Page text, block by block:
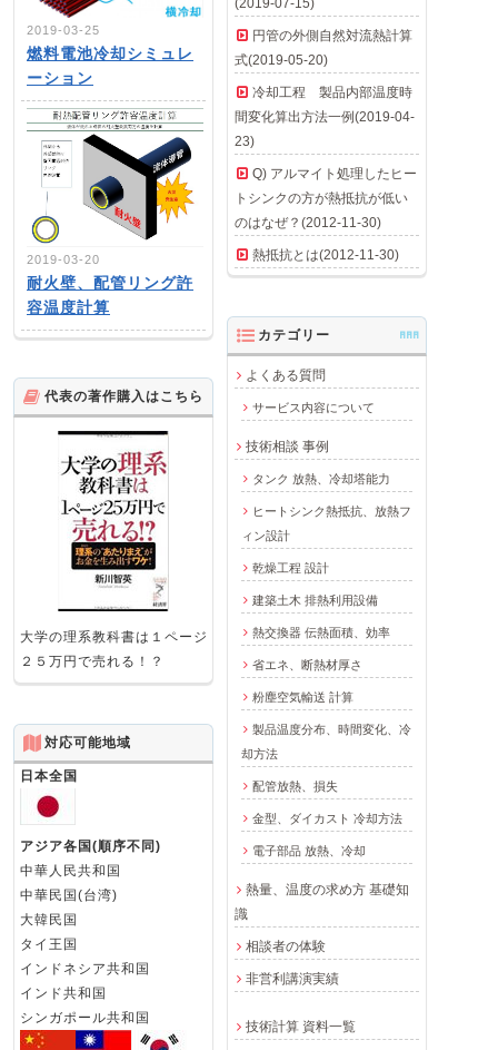
2019-03-25
燃料電池冷却シミュレ
ーション
2019-03-20
耐火壁、配管リング許
容温度計算
(2019-07-15)
円管の外側自然対流熱計算
式(2019-05-20)
冷却工程 製品内部温度時
間変化算出方法一例(2019-04-
23)
Q) アルマイト処理したヒー
トシンクの方が熱抵抗が低い
のはなぜ？(2012-11-30)
熱抵抗とは(2012-11-30)
カテゴリー AAA
よくある質問
サービス内容について
技術相談 事例
タンク 放熱、冷却塔能力
ヒートシンク熱抵抗、放熱フ
ィン設計
乾燥工程 設計
建築土木 排熱利用設備
熱交換器 伝熱面積、効率
省エネ、断熱材厚さ
粉塵空気輸送 計算
製品温度分布、時間変化、冷
却方法
配管放熱、損失
金型、ダイカスト 冷却方法
電子部品 放熱、冷却
熱量、温度の求め方 基礎知
識
相談者の体験
非営利講演実績
技術計算 資料一覧
代表の著作購入はこちら
大学の理系教科書は１ページ
２５万円で売れる！？
対応可能地域
日本全国
アジア各国(順序不同)
中華人民共和国
中華民国(台湾)
大韓民国
タイ王国
インドネシア共和国
インド共和国
シンガポール共和国